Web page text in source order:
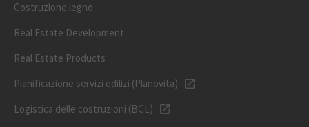
Costruzione legno
Real Estate Development
Real Estate Products
Pianificazione servizi edilizi (Planovita)
Logistica delle costruzioni (BCL)